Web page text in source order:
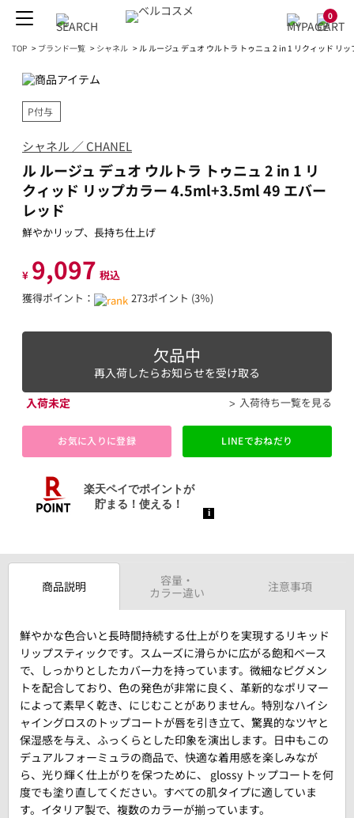
0
TOP > ブランド一覧 > シャネル >ル ルージュ デュオ ウルトラ トゥニュ 2 in 1 リクィッド リ
P付与
シャネル ／ CHANEL
ル ルージュ デュオ ウルトラ トゥニュ 2 in 1 リ
クィッド リップカラー 4.5ml+3.5ml 49 エバー
レッド
鮮やかリップ、長持ち仕上げ
¥ 9,097 税込
獲得ポイント：
273ポイント (3％)
欠品中
再入荷したらお知らせを受け取る
入荷未定
入荷待ち一覧を見る
お気に入りに登録 LINEでおねだり
商品説明
容量・
カラー違い
注意事項
鮮やかな色合いと長時間持続する仕上がりを実現するリキッド
リップスティックです。スムーズに滑らかに広がる飽和ベース
で、しっかりとしたカバー力を持っています。微細なピグメン
トを配合しており、色の発色が非常に良く、革新的なポリマー
によって素早く乾き、にじむことがありません。特別なハイシ
ャイングロスのトップコートが唇を引き立て、驚異的なツヤと
保湿感を与え、ふっくらとした印象を演出します。日中もこの
デュアルフォーミュラの商品で、快適な着用感を楽しみなが
ら、光り輝く仕上がりを保つために、 glossy トップコートを何
度でも塗り直してください。すべての肌タイプに適していま
す。イタリア製で、複数のカラーが揃っています。